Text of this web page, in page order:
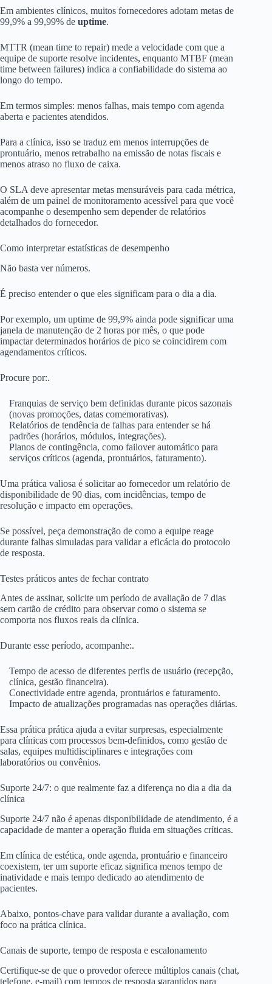
Em ambientes clínicos, muitos fornecedores adotam metas de
99,9% a 99,99% de uptime.
MTTR (mean time to repair) mede a velocidade com que a
equipe de suporte resolve incidentes, enquanto MTBF (mean
time between failures) indica a confiabilidade do sistema ao
longo do tempo.
Em termos simples: menos falhas, mais tempo com agenda
aberta e pacientes atendidos.
Para a clínica, isso se traduz em menos interrupções de
prontuário, menos retrabalho na emissão de notas fiscais e
menos atraso no fluxo de caixa.
O SLA deve apresentar metas mensuráveis para cada métrica,
além de um painel de monitoramento acessível para que você
acompanhe o desempenho sem depender de relatórios
detalhados do fornecedor.
Como interpretar estatísticas de desempenho
Não basta ver números.
É preciso entender o que eles significam para o dia a dia.
Por exemplo, um uptime de 99,9% ainda pode significar uma
janela de manutenção de 2 horas por mês, o que pode
impactar determinados horários de pico se coincidirem com
agendamentos críticos.
Procure por:.
Franquias de serviço bem definidas durante picos sazonais
(novas promoções, datas comemorativas).
Relatórios de tendência de falhas para entender se há
padrões (horários, módulos, integrações).
Planos de contingência, como failover automático para
serviços críticos (agenda, prontuários, faturamento).
Uma prática valiosa é solicitar ao fornecedor um relatório de
disponibilidade de 90 dias, com incidências, tempo de
resolução e impacto em operações.
Se possível, peça demonstração de como a equipe reage
durante falhas simuladas para validar a eficácia do protocolo
de resposta.
Testes práticos antes de fechar contrato
Antes de assinar, solicite um período de avaliação de 7 dias
sem cartão de crédito para observar como o sistema se
comporta nos fluxos reais da clínica.
Durante esse período, acompanhe:.
Tempo de acesso de diferentes perfis de usuário (recepção,
clínica, gestão financeira).
Conectividade entre agenda, prontuários e faturamento.
Impacto de atualizações programadas nas operações diárias.
Essa prática prática ajuda a evitar surpresas, especialmente
para clínicas com processos bem-definidos, como gestão de
salas, equipes multidisciplinares e integrações com
laboratórios ou convênios.
Suporte 24/7: o que realmente faz a diferença no dia a dia da
clínica
Suporte 24/7 não é apenas disponibilidade de atendimento, é a
capacidade de manter a operação fluida em situações críticas.
Em clínica de estética, onde agenda, prontuário e financeiro
coexistem, ter um suporte eficaz significa menos tempo de
inatividade e mais tempo dedicado ao atendimento de
pacientes.
Abaixo, pontos-chave para validar durante a avaliação, com
foco na prática clínica.
Canais de suporte, tempo de resposta e escalonamento
Certifique-se de que o provedor oferece múltiplos canais (chat,
telefone, e-mail) com tempos de resposta garantidos para